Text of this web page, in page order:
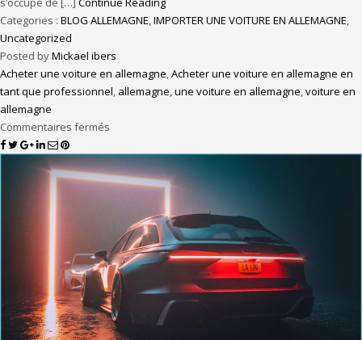
Categories : BLOG ALLEMAGNE,IMPORTER UNE VOITURE EN ALLEMAGNE,
Uncategorized
Posted byMickael ibers
Acheter une voiture en allemagne,Acheter une voiture en allemagne en
tant que professionnel, allemagne,une voiture en allemagne,voiture en
allemagne
Commentaires fermés